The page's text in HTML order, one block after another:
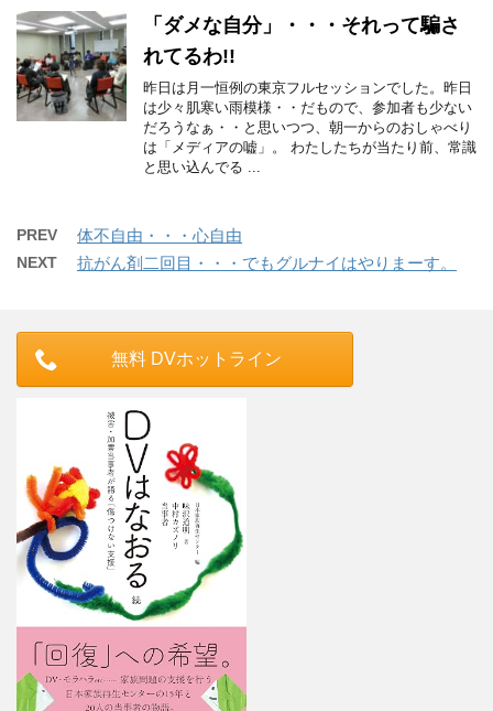
「ダメな自分」・・・それって騙さ
れてるわ!!
昨日は月一恒例の東京フルセッションでした。昨日
は少々肌寒い雨模様・・だもので、参加者も少ない
だろうなぁ・・と思いつつ、朝一からのおしゃべり
は「メディアの嘘」。 わたしたちが当たり前、常識
と思い込んでる ...
PREV 体不自由・・・心自由
NEXT 抗がん剤二回目・・・でもグルナイはやりまーす。
無料 DVホットライン